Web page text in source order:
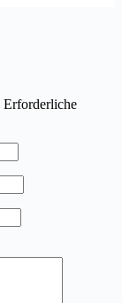
Erforderliche